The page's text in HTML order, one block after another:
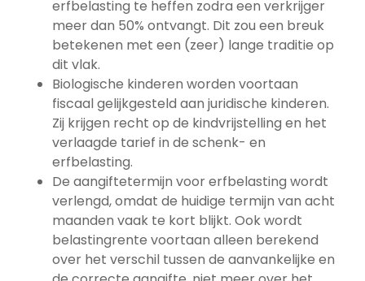
erfbelasting te heffen zodra een verkrijger
meer dan 50% ontvangt. Dit zou een breuk
betekenen met een (zeer) lange traditie op
dit vlak.
Biologische kinderen worden voortaan
fiscaal gelijkgesteld aan juridische kinderen.
Zij krijgen recht op de kindvrijstelling en het
verlaagde tarief in de schenk- en
erfbelasting.
De aangiftetermijn voor erfbelasting wordt
verlengd, omdat de huidige termijn van acht
maanden vaak te kort blijkt. Ook wordt
belastingrente voortaan alleen berekend
over het verschil tussen de aanvankelijke en